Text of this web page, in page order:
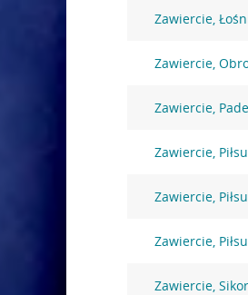
Zawiercie,
Zawiercie,
Zawiercie,
Zawiercie,
Zawiercie,
Zawiercie,
Zawiercie,